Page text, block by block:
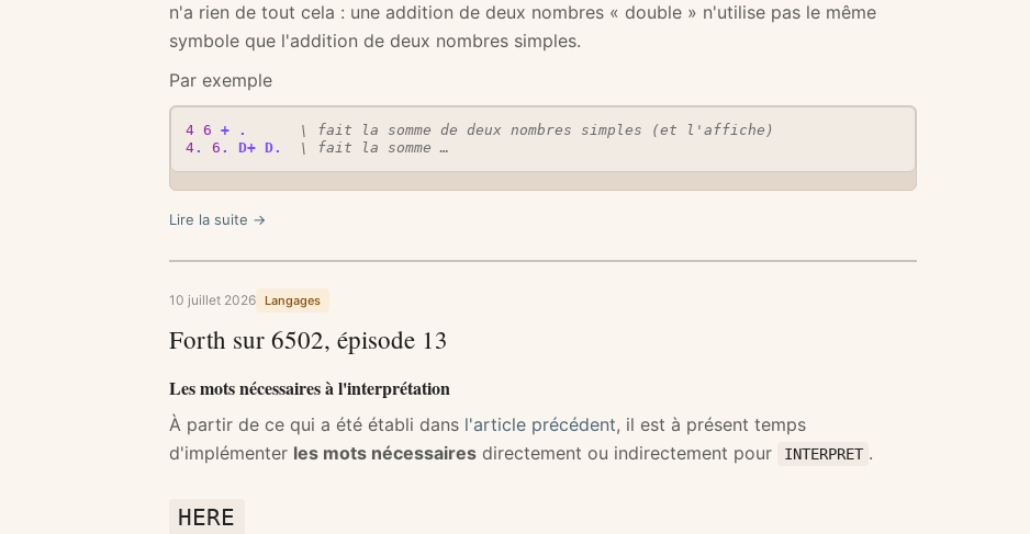
n'a rien de tout cela : une addition de deux nombres « double » n'utilise pas le même
symbole que l'addition de deux nombres simples.
Par exemple
4 6 + .
\ fait la somme de deux nombres simples (et l'affiche)
4. 6 . D+ D. \ fait la somme …
Lire la suite →
10 juillet 2026 Langages
Forth sur 6502, épisode 13
Les mots nécessaires à l'interprétation
À partir de ce qui a été établi dans l'article précédent, il est à présent temps
d'implémenter les mots nécessaires directement ou indirectement pour INTERPRET .
HERE